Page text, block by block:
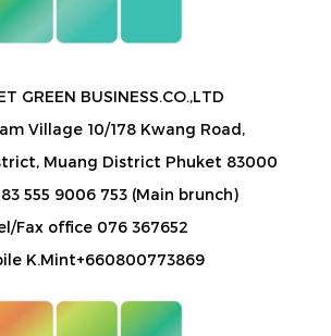
GREEN BUSINESS.CO.,LTD
Village 10/178 Kwang Road,
Muang District Phuket 83000
555 9006 753 (Main brunch)
Fax office 076 367652
K.Mint+660800773869